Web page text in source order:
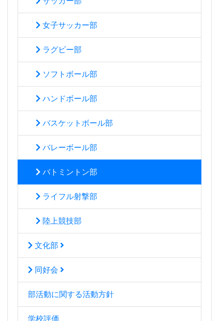
女子サッカー部
ラグビー部
ソフトボール部
ハンドボール部
バスケットボール部
バレーボール部
バトミントン部
ライフル射撃部
陸上競技部
文化部
同好会
部活動に関する活動方針
学校評価